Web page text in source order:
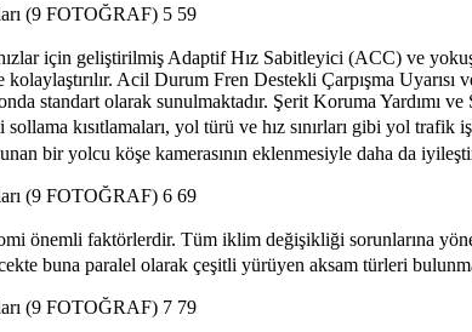
59
için geliştirilmiş Adaptif Hız Sabitleyici (ACC) ve
Acil Durum Fren Destekli Çarpışma
standart olarak sunulmaktadır. Şerit Koruma Yardımı
sollama kısıtlamaları, yol türü ve hız sınırları gibi yol
bir yolcu köşe kamerasının eklenmesiyle daha da
69
önemli faktörlerdir. Tüm iklim değişikliği sorunlarına
buna paralel olarak çeşitli yürüyen aksam türleri
79